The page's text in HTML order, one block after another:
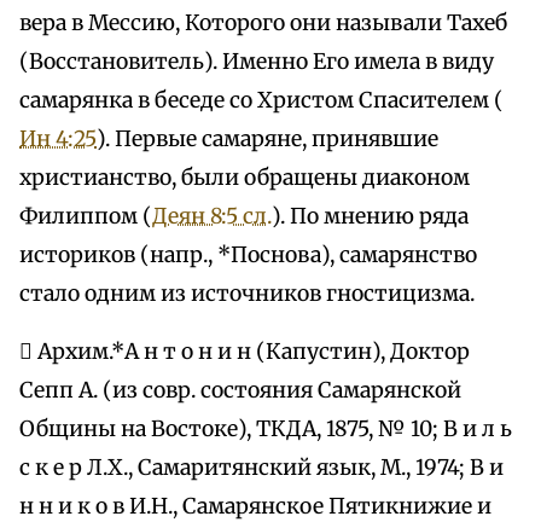
вера в Мессию, Которого они называли Тахеб
(Восстановитель). Именно Его имела в виду
самарянка в беседе со Христом Спасителем (
Ин 4:25). Первые самаряне, принявшие
христианство, были обращены диаконом
Филиппом (Деян 8:5 сл.). По мнению ряда
историков (напр., *Поснова), самарянство
стало одним из источников гностицизма.
 Архим.*А н т о н и н (Капустин), Доктор
Сепп А. (из совр. состояния Самарянской
Общины на Востоке), ТКДА, 1875, № 10; В и л ь
с к е р Л.Х., Самаритянский язык, М., 1974; В и
н н и к о в И.Н., Самарянское Пятикнижие и